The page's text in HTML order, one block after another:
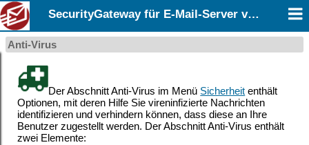
SecurityGateway für E-Mail-Server v12.0
Anti-Virus
Der Abschnitt Anti-Virus im Menü Sicherheit enthält
Optionen, mit deren Hilfe Sie vireninfizierte Nachrichten
identifizieren und verhindern können, dass diese an Ihre
Benutzer zugestellt werden. Der Abschnitt Anti-Virus enthält
zwei Elemente: